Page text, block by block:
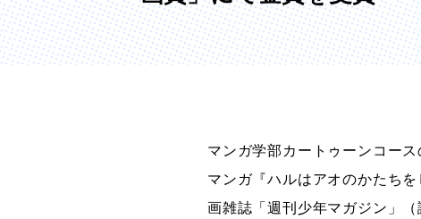
国際日本学コース
デジタルクリエイションコース
イラスト学科
プロダクトデザイン学科
新
キャ
アニ
マンガ学部カートゥーンコー
マンガ『ハルはアオのかたち
画雑誌「週刊少年マガジン」